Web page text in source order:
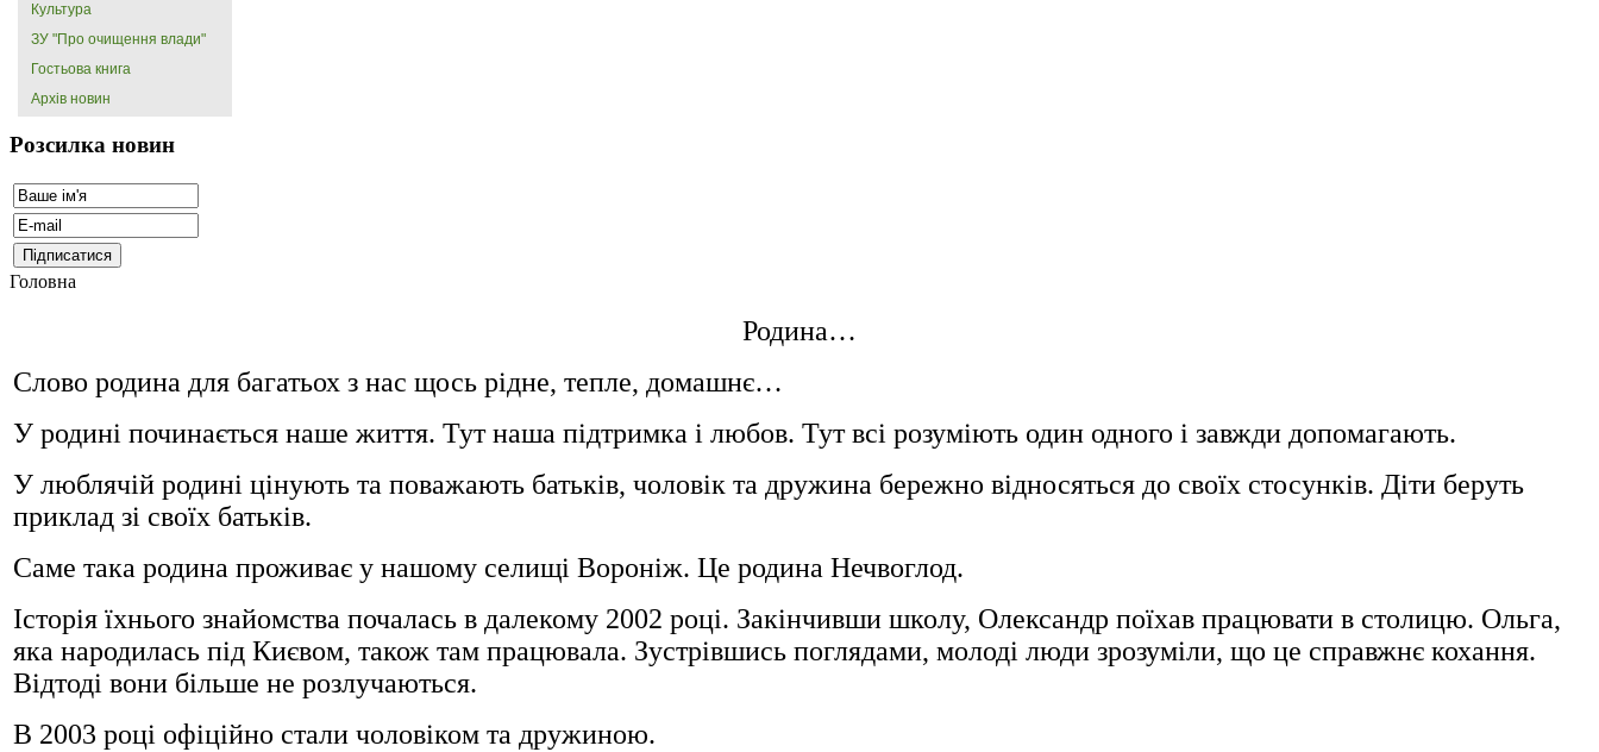
Культура
ЗУ "Про очищення влади"
Гостьова книга
Архів новин
Розсилка новин
Головна
Родина…
Слово родина для багатьох з нас щось рідне, тепле, домашнє…
У родині починається наше життя. Тут наша підтримка і любов. Тут всі розуміють один одного і завжди допомагають.
У люблячій родині цінують та поважають батьків, чоловік та дружина бережно відносяться до своїх стосунків. Діти беруть
приклад зі своїх батьків.
Саме така родина проживає у нашому селищі Вороніж. Це родина Нечвоглод.
Історія їхнього знайомства почалась в далекому 2002 році. Закінчивши школу, Олександр поїхав працювати в столицю. Ольга,
яка народилась під Києвом, також там працювала. Зустрівшись поглядами, молоді люди зрозуміли, що це справжнє кохання.
Відтоді вони більше не розлучаються.
В 2003 році офіційно стали чоловіком та дружиною.